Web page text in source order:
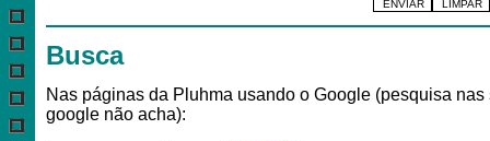
Busca
Nas páginas da Pluhma usando o Google (pesquisa
google não acha):